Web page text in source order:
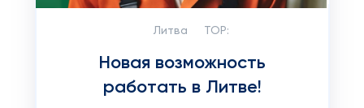
Литва TOP:
Новая возможность
работать в Литве!